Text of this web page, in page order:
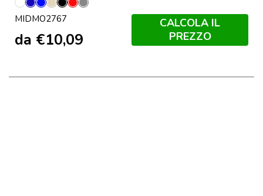
Bianco
BluBlu
Royal
Corda
Nero
RossoGrigio
MIDMO2767
da €10,09
CALCOLA IL
PREZZO